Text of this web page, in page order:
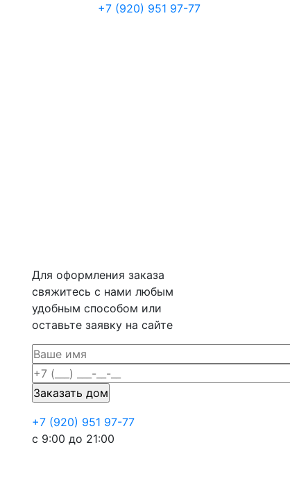
+7 (920) 951 97-77
Для оформления заказа
свяжитесь с нами любым
удобным способом или
оставьте заявку на сайте
+7 (920) 951 97-77
с 9:00 до 21:00